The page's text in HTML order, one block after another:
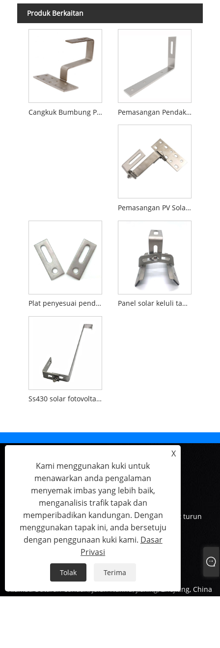
Produk Berkaitan
Cangkuk Bumbung Pemasangan Solar SS304 Pemasangan Pendakap Cangkuk Bumbung Jubin Suria
Pemasangan PV Solar Cangkuk bumbung boleh laras
Plat penyesuai pendakap solar keluli tahan karat Panel solar keluli tahan karat pemasangan pengapit laras
Ss430 solar fotovoltaic bumbung jenis s
Rumah Tentang kita Produk Berita Muat turun
Hantar Pertanyaan Hubungi Kami
Tel:
+86-573-83601567
E-mel:
Dataran Canaan, Jalan Nanhu, Jiaxing, Zhejiang, China
X
Kami menggunakan kuki untuk
menawarkan anda pengalaman
menyemak imbas yang lebih baik,
menganalisis trafik tapak dan
memperibadikan kandungan. Dengan
menggunakan tapak ini, anda bersetuju
dengan penggunaan kuki kami. Dasar
Privasi
Tolak Terima